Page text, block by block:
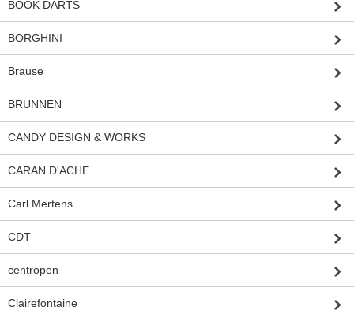
BOOK DARTS
BORGHINI
Brause
BRUNNEN
CANDY DESIGN & WORKS
CARAN D'ACHE
Carl Mertens
CDT
centropen
Clairefontaine